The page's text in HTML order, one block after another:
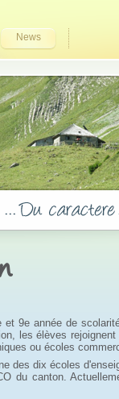
News
9e année de
les élèves
ou écoles
des dix écoles
du canton.